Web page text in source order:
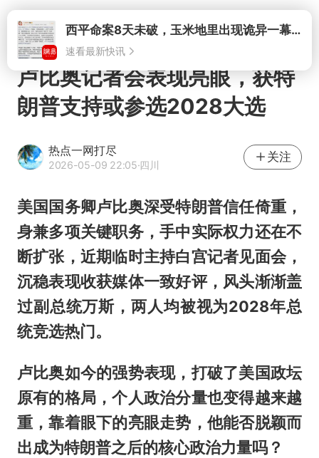
打开西平命案8天未破，玉米地里出现诡异一幕，我突然想起了欧金中
速看最新快讯
卢比奥记者会表现亮眼，获特
朗普支持或参选2028大选
热点一网打尽
2026-05-09 22:05·四川
关注
美国国务卿卢比奥深受特朗普信任倚重，
身兼多项关键职务，手中实际权力还在不
断扩张，近期临时主持白宫记者见面会，
沉稳表现收获媒体一致好评，风头渐渐盖
过副总统万斯，两人均被视为2028年总
统竞选热门。
卢比奥如今的强势表现，打破了美国政坛
原有的格局，个人政治分量也变得越来越
重，靠着眼下的亮眼走势，他能否脱颖而
出成为特朗普之后的核心政治力量吗？